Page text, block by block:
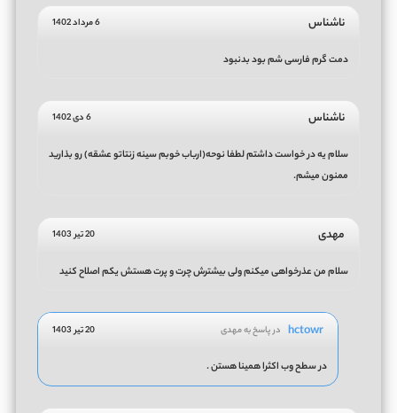
ناشناس 6 مرداد 1402
دمت گرم فارسی شم بود بدنبود
ناشناس 6 دی 1402
سلام یه در خواست داشتم لطفا نوحه(ارباب خوبم سینه زنتاتو عشقه) رو بذارید
ممنون میشم.
مهدی 20 تیر 1403
سلام من عذرخواهی میکنم ولی بیشترش چرت و پرت هستش یکم اصلاح کنید
hctowr در پاسخ به مهدی 20 تیر 1403
در سطح وب اکثرا همینا هستن .